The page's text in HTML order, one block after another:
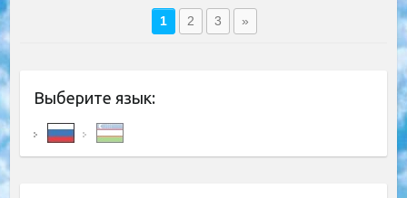
1 2 3 »
Выберите язык: